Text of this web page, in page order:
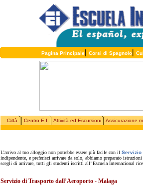
Pagina Principale| Corsi di Spagnolo|
Città Centro E.I. Attività ed Escursioni Assicurazione
L’arrivo al tuo alloggio non potrebbe essere più facile con il Servizio
indipendente, e preferisci arrivare da solo, abbiamo preparato
scegli di arrivare, tutti gli studenti iscritti all’ Escuela Internacional
Servizio di Trasporto dall’Aeroporto - Malaga